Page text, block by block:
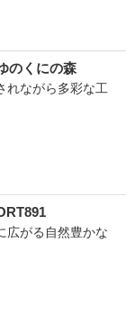
のくにの森
れながら多彩な工
広がる自然豊かな